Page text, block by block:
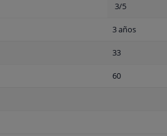
3/5
3 años
33
60